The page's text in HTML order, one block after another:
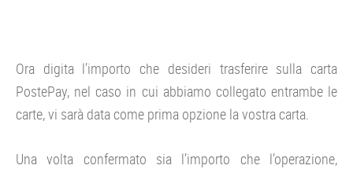
Ora digita l’importo che desideri trasferire sulla carta
PostePay, nel caso in cui abbiamo collegato entrambe le
carte, vi sarà data come prima opzione la vostra carta.
Una volta confermato sia l’importo che l’operazione,